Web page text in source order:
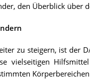
den Überblick über
zu steigern, ist der
vielseitigen